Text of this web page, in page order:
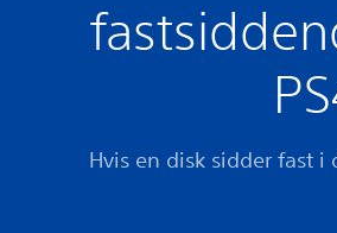
Hvis en disk sidder fast